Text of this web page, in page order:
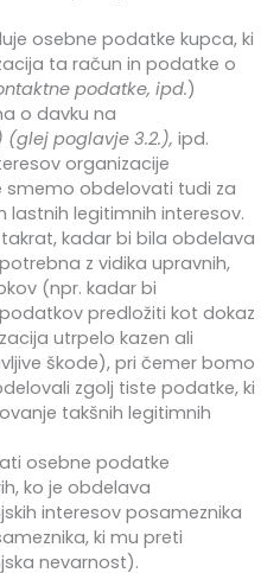
osebne podatke kupca, ki
ta račun in podatke o
podatke, ipd.)
o davku na
(glej poglavje 3.2.), ipd.
organizacije
obdelovati tudi za
lastnih legitimnih interesov.
kadar bi bila obdelava
z vidika upravnih,
(npr. kadar bi
predložiti kot dokaz
utrpelo kazen ali
škode), pri čemer bomo
zgolj tiste podatke, ki
takšnih legitimnih
osebne podatke
ko je obdelava
interesov posameznika
ki mu preti
nevarnost).